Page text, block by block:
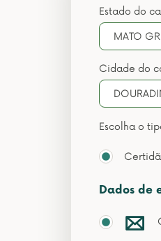
Estado do
MATO
Cidade do
Escolha o
Dados de